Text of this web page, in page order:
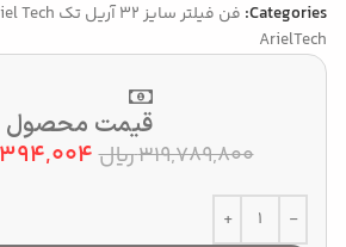
Categories: فن فیلتر سایز 32 آریل تک Ariel Tech
ArielTech
قیمت محصول
319,789,800﷼